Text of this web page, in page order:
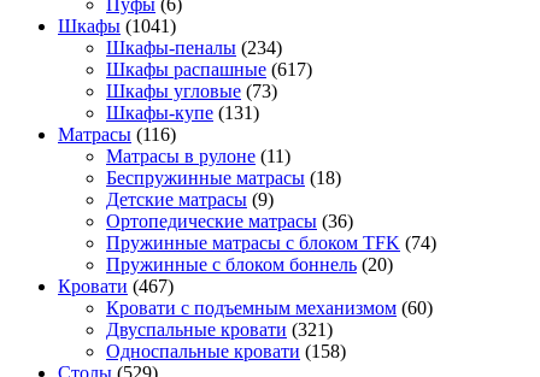
Пуфы (6)
Шкафы (1041)
Шкафы-пеналы (234)
Шкафы распашные (617)
Шкафы угловые (73)
Шкафы-купе (131)
Матрасы (116)
Матрасы в рулоне (11)
Беспружинные матрасы (18)
Детские матрасы (9)
Ортопедические матрасы (36)
Пружинные матрасы с блоком TFK (74)
Пружинные с блоком боннель (20)
Кровати (467)
Кровати с подъемным механизмом (60)
Двуспальные кровати (321)
Односпальные кровати (158)